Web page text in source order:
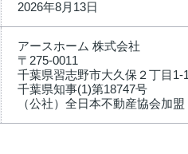
2026年8月13日
アースホーム 株式会社
〒275-0011
千葉県習志野市大久保２丁目1-
千葉県知事(1)第18747号
（公社）全日本不動産協会加